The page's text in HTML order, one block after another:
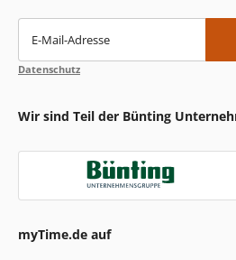
E-Mail-Adresse
Datenschutz
Wir sind Teil der Bünting
myTime.de auf